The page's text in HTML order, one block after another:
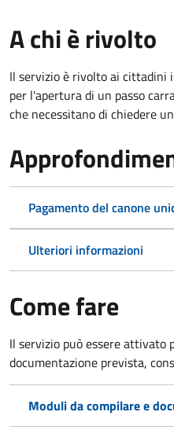
A chi è rivolto
Il servizio è rivolto ai cittadini
per l'apertura di un passo
che necessitano di chiedere
Pagamento del canone
Ulteriori informazioni
Come fare
Il servizio può essere attivato
documentazione prevista,
Moduli da compilare e